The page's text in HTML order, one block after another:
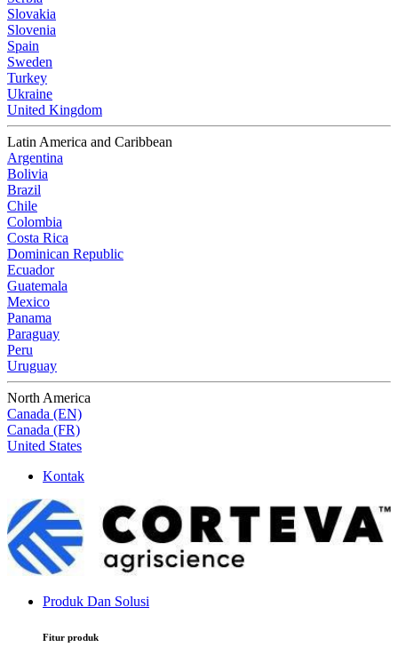
Slovakia
Slovenia
Spain
Sweden
Turkey
Ukraine
United Kingdom
Latin America and Caribbean
Argentina
Bolivia
Brazil
Chile
Colombia
Costa Rica
Dominican Republic
Ecuador
Guatemala
Mexico
Panama
Paraguay
Peru
Uruguay
North America
Canada (EN)
Canada (FR)
United States
Kontak
Produk Dan Solusi
Fitur produk